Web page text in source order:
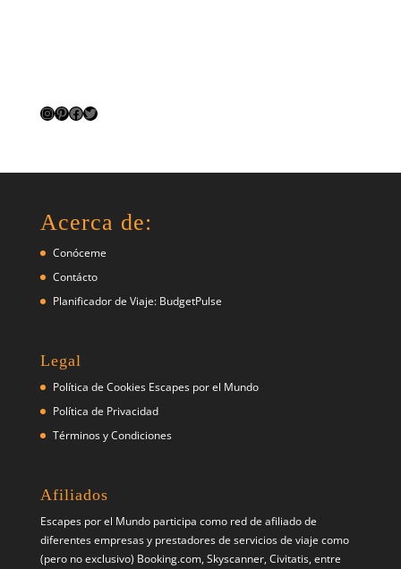
Instagram
Pinterest
Facebook
Twitter
Acerca de:
Conóceme
Contácto
Planificador de Viaje: BudgetPulse
Legal
Política de Cookies Escapes por el Mundo
Política de Privacidad
Términos y Condiciones
Afiliados
Escapes por el Mundo participa como red de afiliado de
diferentes empresas y prestadores de servicios de viaje como
(pero no exclusivo) Booking.com, Skyscanner, Civitatis, entre